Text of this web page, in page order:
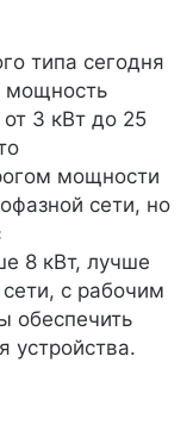
типа сегодня
мощность
3 кВт до 25
мощности
сети, но
8 кВт, лучше
с рабочим
обеспечить
устройства.